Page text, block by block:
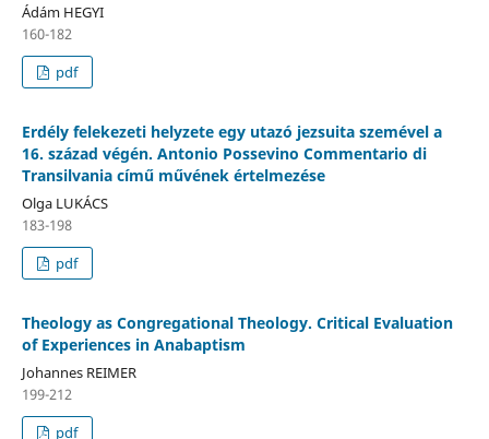
Ádám HEGYI
160-182
pdf
Erdély felekezeti helyzete egy utazó jezsuita szemével a
16. század végén. Antonio Possevino Commentario di
Transilvania című művének értelmezése
Olga LUKÁCS
183-198
pdf
Theology as Congregational Theology. Critical Evaluation
of Experiences in Anabaptism
Johannes REIMER
199-212
pdf